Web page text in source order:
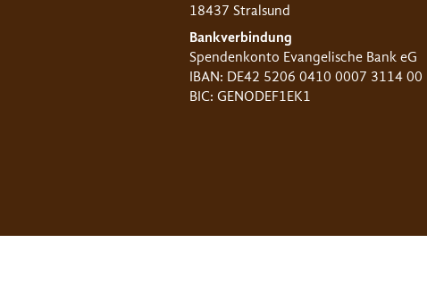
18437 Stralsund
Bankverbindung
Spendenkonto Evangelische Bank eG
IBAN: DE42 5206 0410 0007 3114 00
BIC: GENODEF1EK1